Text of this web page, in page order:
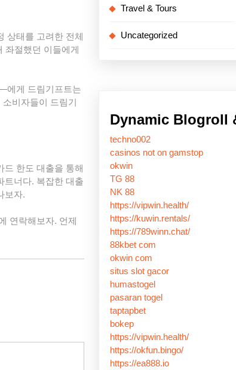
상태를 고려한 전체
좌절했던 이들에게
에게 드림기프트는
비자들이 드림기
드 한도 대출을 통해
트너다. 복잡한 대출
보자.
연락해보자. 언제
Travel & Tours
Uncategorized
Dynamic Blogroll
techno002
casinos not on gamstop
okwin
TG 88
NK 88
https://vipwin.health/
https://kuwin.rentals/
https://789winn.chat/
88kbet com
okwin com
situs slot gacor
humastogel
pasaran togel
taptapbet
bokep
https://vipwin.health/
https://okfun.bingo/
https://ea888.io